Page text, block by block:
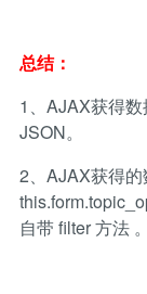
总结：
1、AJAX获得
JSON。
2、AJAX获得
自带 filter 方法